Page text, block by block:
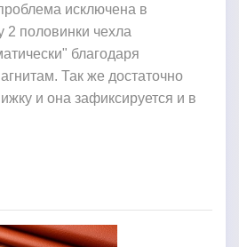
исключена в
2 половинки чехла
благодаря
Так же достаточно
и она зафиксируется и в